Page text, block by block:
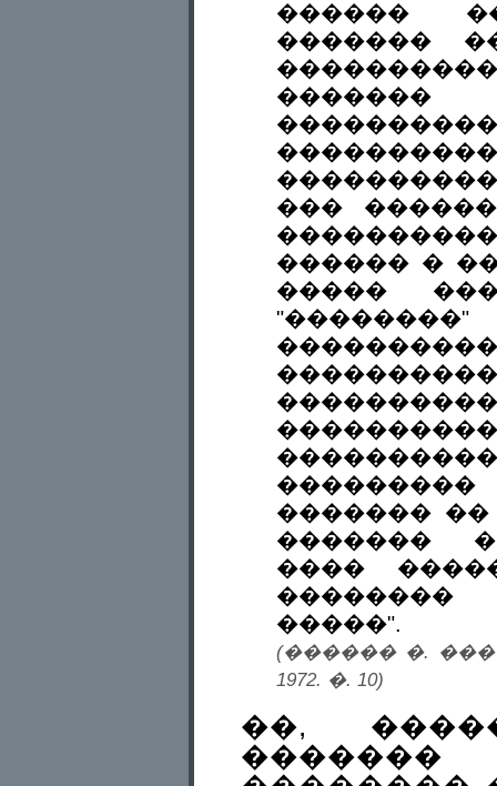
������
�������
���
������ �
�����
�������
�������
����
�����".
(������ �.
1972. �. 10)
��,